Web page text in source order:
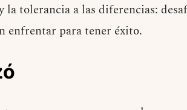
tolerancia a las diferencias:
enfrentar para tener éxito.